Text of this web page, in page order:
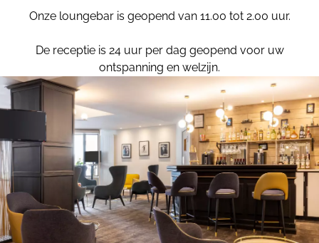
Onze loungebar is geopend van 11.00 tot 2.00 uur.
De receptie is 24 uur per dag geopend voor uw
ontspanning en welzijn.